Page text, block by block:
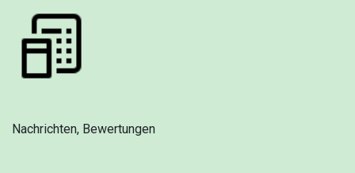
Nachrichten, Bewertungen